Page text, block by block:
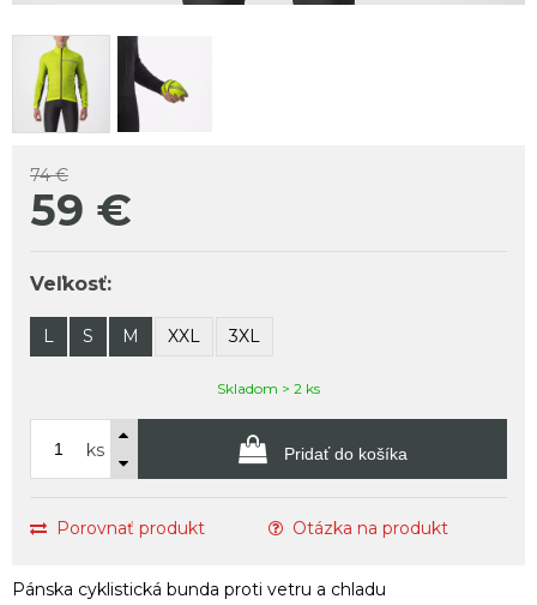
74 €
59 €
Veľkosť:
L S M XXL 3XL
Skladom > 2 ks
ks Pridať do košíka
Porovnať produkt Otázka na produkt
Pánska cyklistická bunda proti vetru a chladu